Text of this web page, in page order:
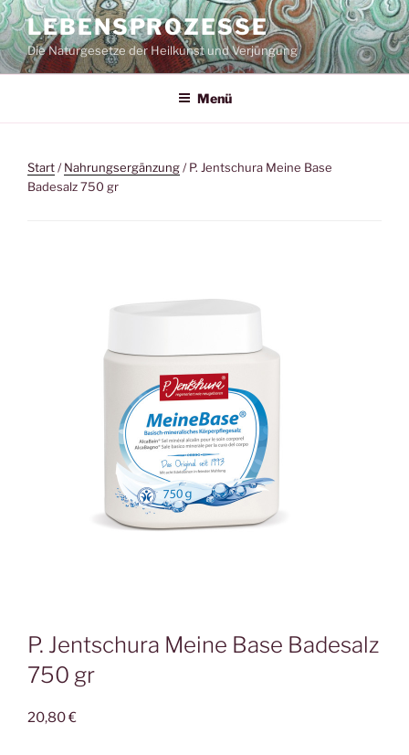
Zum
Inhalt
springen
LEBENSPROZESSE
Die Naturgesetze der Heilkunst und Verjüngung
Menü
Start/Nahrungsergänzung/ P. Jentschura Meine Base
Badesalz 750 gr
P. Jentschura Meine Base Badesalz
750 gr
20,80€